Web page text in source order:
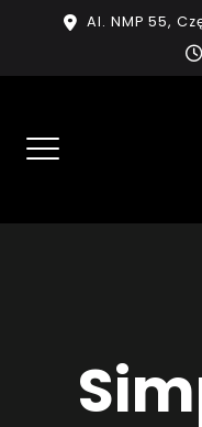
content
Al. NMP 55,